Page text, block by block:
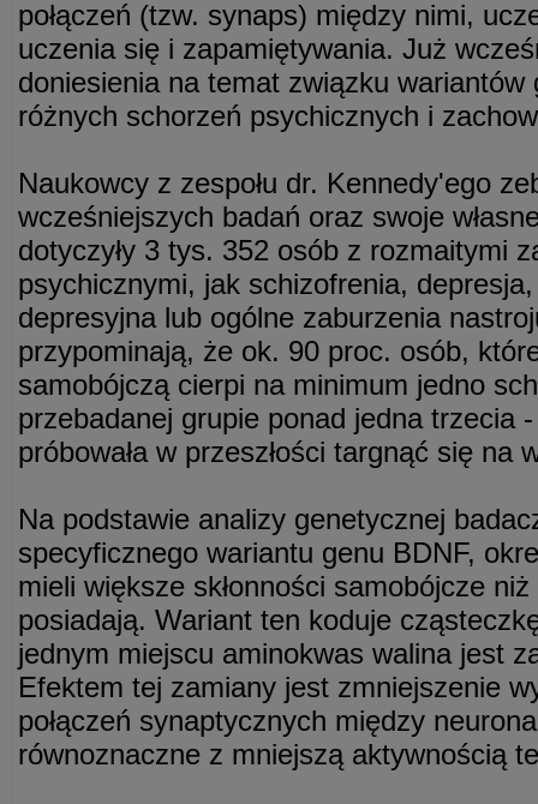
połączeń (tzw. synaps) między nimi,
uczenia się i zapamiętywania. Już
doniesienia na temat związku
różnych schorzeń psychicznych i
Naukowcy z zespołu dr. Kennedy'ego
wcześniejszych badań oraz swoje
dotyczyły 3 tys. 352 osób z rozmaitymi
psychicznymi, jak schizofrenia,
depresyjna lub ogólne zaburzenia
przypominają, że ok. 90 proc. osób,
samobójczą cierpi na minimum jedno
przebadanej grupie ponad jedna trzecia
próbowała w przeszłości targnąć się na
Na podstawie analizy genetycznej
specyficznego wariantu genu BDNF,
mieli większe skłonności samobójcze
posiadają. Wariant ten koduje
jednym miejscu aminokwas walina jest
Efektem tej zamiany jest zmniejszenie
połączeń synaptycznych między
równoznaczne z mniejszą aktywnością